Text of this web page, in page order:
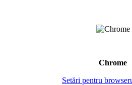
Chrome
Setări pentru